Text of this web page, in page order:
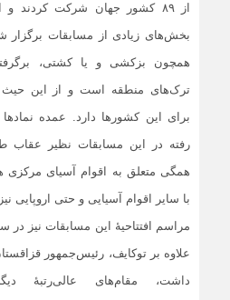
از ۸۹ کشور جهان شرکت کردند
بخش‌های زیادی از مسابقات برگزار
همچون بزکشی و یا کشتی،
ترک‌های منطقه‌ است و از این حیث
برای این کشورها دارد. عمده نمادها
رفته در این مسابقات نظیر عقاب
همگی متعلق به اقوام آسیای مرکزی
با سایر اقوام آسیایی و حتی اروپایی
مراسم افتتاحیۀ این مسابقات نیز در
علاوه بر توکایف، رئیس‌جمهور
داشت، مقام‌های عالی‌رتبۀ